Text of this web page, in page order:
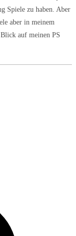
Spiele zu haben. Aber
aber in meinem
auf meinen PS